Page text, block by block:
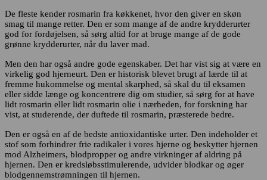
De fleste kender rosmarin fra køkkenet, hvor den giver en skøn
smag til mange retter. Den er som mange af de andre krydderurter
god for fordøjelsen, så sørg altid for at bruge mange af de gode
grønne krydderurter, når du laver mad.
Men den har også andre gode egenskaber. Det har vist sig at være en
virkelig god hjerneurt. Den er historisk blevet brugt af lærde til at
fremme hukommelse og mental skarphed, så skal du til eksamen
eller sidde længe og koncentrere dig om studier, så sørg for at have
lidt rosmarin eller lidt rosmarin olie i nærheden, for forskning har
vist, at studerende, der duftede til rosmarin, præsterede bedre.
Den er også en af de bedste antioxidantiske urter. Den indeholder et
stof som forhindrer frie radikaler i vores hjerne og beskytter hjernen
mod Alzheimers, blodpropper og andre virkninger af aldring på
hjernen. Den er kredsløbsstimulerende, udvider blodkar og øger
blodgennemstrømningen til hjernen.